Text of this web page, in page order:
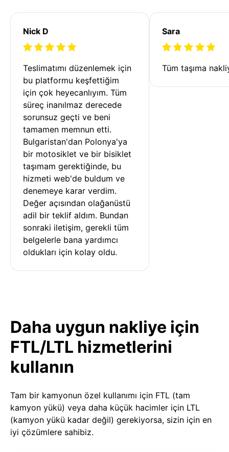
Nick D
Teslimatımı düzenlemek için
bu platformu keşfettiğim
için çok heyecanlıyım. Tüm
süreç inanılmaz derecede
sorunsuz geçti ve beni
tamamen memnun etti.
Bulgaristan'dan Polonya'ya
bir motosiklet ve bir bisiklet
taşımam gerektiğinde, bu
hizmeti web'de buldum ve
denemeye karar verdim.
Değer açısından olağanüstü
adil bir teklif aldım. Bundan
sonraki iletişim, gerekli tüm
belgelerle bana yardımcı
oldukları için kolay oldu.
Sara
Tüm taşıma
Daha uygun nakliye için
FTL/LTL hizmetlerini
kullanın
Tam bir kamyonun özel kullanımı için FTL (tam
kamyon yükü) veya daha küçük hacimler için LTL
(kamyon yükü kadar değil) gerekiyorsa, sizin için en
iyi çözümlere sahibiz.